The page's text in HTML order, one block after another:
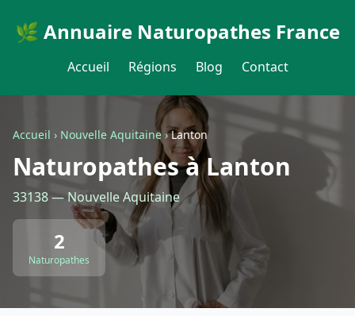
🌿 Annuaire Naturopathes France
Accueil Régions Blog Contact
Accueil › Nouvelle Aquitaine ›Lanton
Naturopathes à Lanton
33138 — Nouvelle Aquitaine
2
Naturopathes